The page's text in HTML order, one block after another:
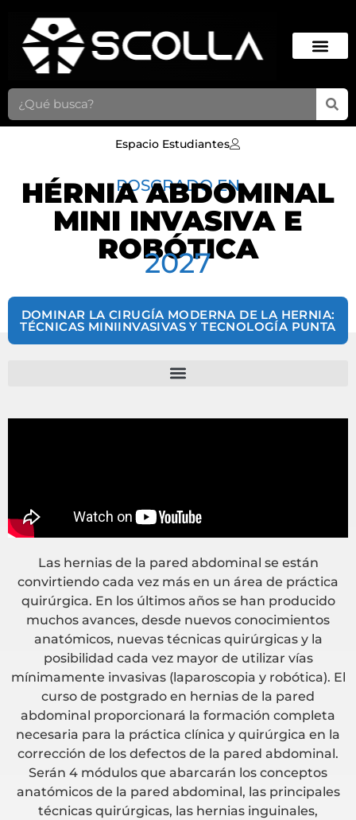
Espacio Estudiantes
POSGRADO EN
HÉRNIA ABDOMINAL
MINI INVASIVA E
ROBÓTICA
2027
DOMINAR LA CIRUGÍA MODERNA DE LA HERNIA:
TÉCNICAS MINIINVASIVAS Y TECNOLOGÍA PUNTA
Las hernias de la pared abdominal se están
convirtiendo cada vez más en un área de práctica
quirúrgica. En los últimos años se han producido
muchos avances, desde nuevos conocimientos
anatómicos, nuevas técnicas quirúrgicas y la
posibilidad cada vez mayor de utilizar vías
mínimamente invasivas (laparoscopia y robótica). El
curso de postgrado en hernias de la pared
abdominal proporcionará la formación completa
necesaria para la práctica clínica y quirúrgica en la
corrección de los defectos de la pared abdominal.
Serán 4 módulos que abarcarán los conceptos
anatómicos de la pared abdominal, las principales
técnicas quirúrgicas, las hernias inguinales,